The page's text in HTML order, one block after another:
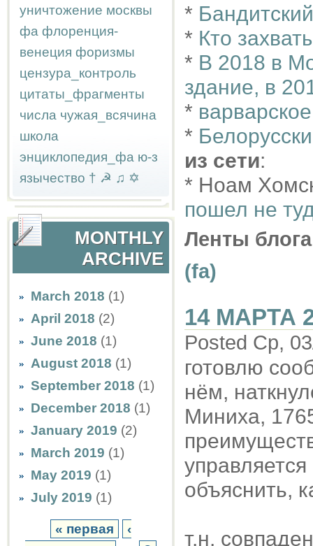
уничтожение москвы
фа флоренция-
венеция форизмы
цензура_контроль
цитаты_фрагменты
числа чужая_всячина
школа
энциклопедия_фа ю-з
язычество † ☭ ♫ ✡
MONTHLY
ARCHIVE
March 2018 (1)
April 2018 (2)
June 2018 (1)
August 2018 (1)
September 2018 (1)
December 2018 (1)
January 2019 (2)
March 2019 (1)
May 2019 (1)
July 2019 (1)
« первая
‹
*
* Кто
* В 2018 в
здание, в
*
*
из сети:
* Ноам
пошел не
Ленты
(fa)
14 МАРТА
Posted Ср,
готовлю
нём,
Миниха,
объяснить,
т.н.